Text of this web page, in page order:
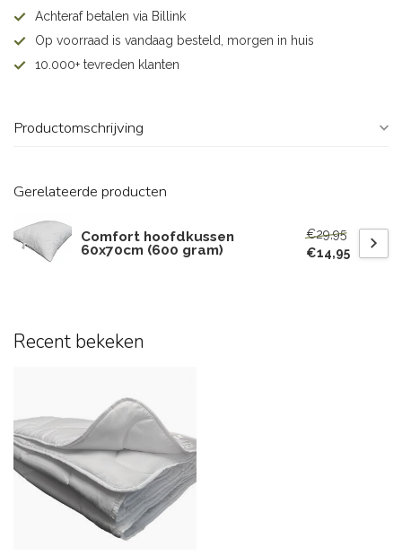
Achteraf betalen via Billink
Op voorraad is vandaag besteld, morgen in huis
10.000+ tevreden klanten
Productomschrijving
Gerelateerde producten
Comfort hoofdkussen
60x70cm (600 gram)
€29,95
€14,95
Recent bekeken